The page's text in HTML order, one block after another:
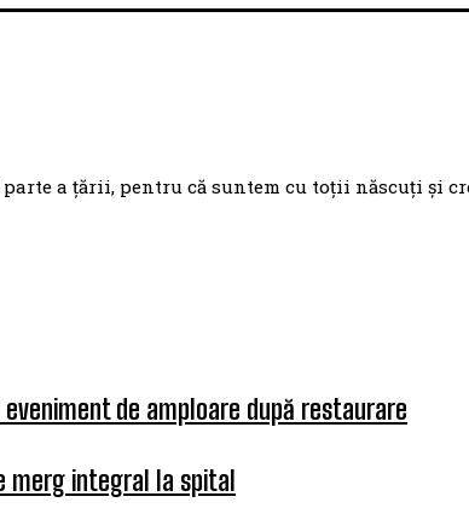
a țării, pentru că suntem cu toții născuți și
de amploare după restaurare
merg integral la spital